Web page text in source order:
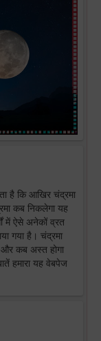
है कि आखिर चंद्रमा
कब निकलेगा यह
में ऐसे अनेकों व्रत
गया है। चंद्रमा
और कब अस्त होगा
हमारा यह वेबपेज